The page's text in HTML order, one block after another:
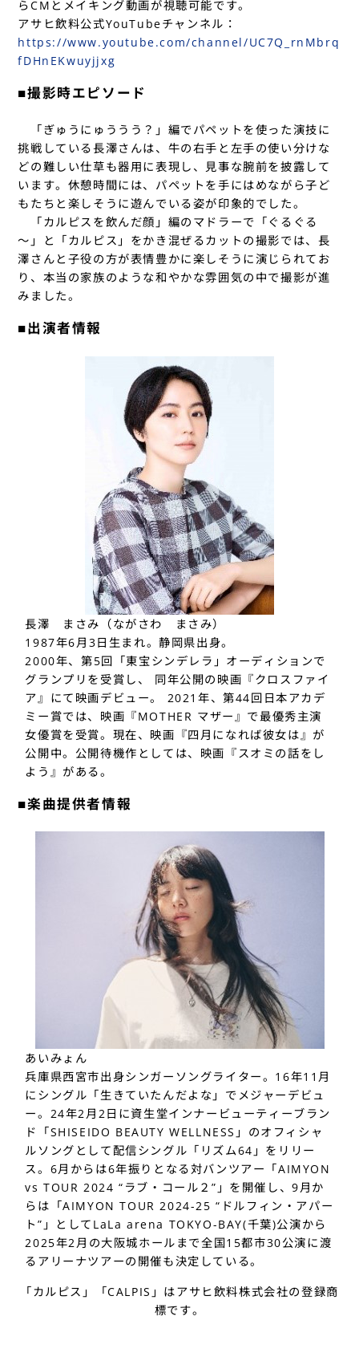
らCMとメイキング動画が視聴可能です。
アサヒ飲料公式YouTubeチャンネル：
https://www.youtube.com/channel/UC7Q_rnMbrq
fDHnEKwuyjjxg
■撮影時エピソード
「ぎゅうにゅううう？」編でパペットを使った演技に
挑戦している長澤さんは、牛の右手と左手の使い分けな
どの難しい仕草も器用に表現し、見事な腕前を披露して
います。休憩時間には、パペットを手にはめながら子ど
もたちと楽しそうに遊んでいる姿が印象的でした。
「カルピスを飲んだ顔」編のマドラーで「ぐるぐる
～」と「カルピス」をかき混ぜるカットの撮影では、長
澤さんと子役の方が表情豊かに楽しそうに演じられてお
り、本当の家族のような和やかな雰囲気の中で撮影が進
みました。
■出演者情報
長澤 まさみ（ながさわ まさみ）
1987年6月3日生まれ。静岡県出身。
2000年、第5回「東宝シンデレラ」オーディションで
グランプリを受賞し、 同年公開の映画『クロスファイ
ア』にて映画デビュー。 2021年、第44回日本アカデ
ミー賞では、映画『MOTHER マザー』で最優秀主演
女優賞を受賞。現在、映画『四月になれば彼女は』が
公開中。公開待機作としては、映画『スオミの話をし
よう』がある。
■楽曲提供者情報
あいみょん
兵庫県西宮市出身シンガーソングライター。16年11月
にシングル「生きていたんだよな」でメジャーデビュ
ー。24年2月2日に資生堂インナービューティーブラン
ド「SHISEIDO BEAUTY WELLNESS」のオフィシャ
ルソングとして配信シングル「リズム64」をリリー
ス。6月からは6年振りとなる対バンツアー「AIMYON
vs TOUR 2024 “ラブ・コール２”」を開催し、9月か
らは「AIMYON TOUR 2024-25 “ドルフィン・アパー
ト”」としてLaLa arena TOKYO-BAY(千葉)公演から
2025年2月の大阪城ホールまで全国15都市30公演に渡
るアリーナツアーの開催も決定している。
「カルピス」「CALPIS」はアサヒ飲料株式会社の登録商
標です。